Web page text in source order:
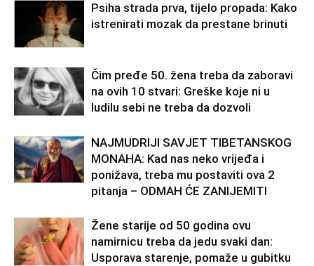
Psiha strada prva, tijelo propada: Kako
istrenirati mozak da prestane brinuti
Čim pređe 50. žena treba da zaboravi
na ovih 10 stvari: Greške koje ni u
ludilu sebi ne treba da dozvoli
NAJMUDRIJI SAVJET TIBETANSKOG
MONAHA: Kad nas neko vrijeđa i
ponižava, treba mu postaviti ova 2
pitanja – ODMAH ĆE ZANIJEMITI
Žene starije od 50 godina ovu
namirnicu treba da jedu svaki dan:
Usporava starenje, pomaže u gubitku